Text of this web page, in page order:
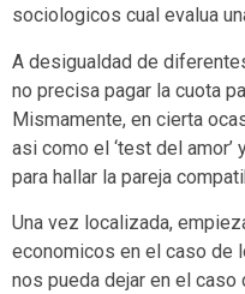
sociologicos cual evalua
A desigualdad de
no precisa pagar la cuota
Mismamente, en cierta
asi­ como el ‘test del
para hallar la pareja
Una vez localizada,
economicos en el caso de
nos pueda dejar en el